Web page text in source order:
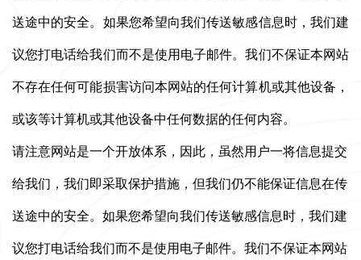
送途中的安全。如果您希望向我们传送敏感信息时，我们建
议您打电话给我们而不是使用电子邮件。我们不保证本网站
不存在任何可能损害访问本网站的任何计算机或其他设备，
或该等计算机或其他设备中任何数据的任何内容。
请注意网站是一个开放体系，因此，虽然用户一将信息提交
给我们，我们即采取保护措施，但我们仍不能保证信息在传
送途中的安全。如果您希望向我们传送敏感信息时，我们建
议您打电话给我们而不是使用电子邮件。我们不保证本网站